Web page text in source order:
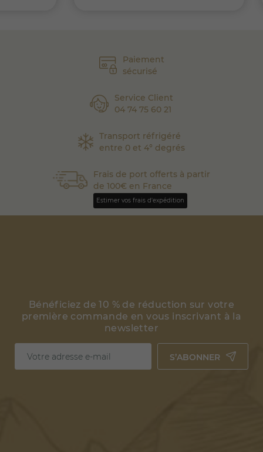
Paiement
sécurisé
Service Client
04 74 75 60 21
Transport réfrigéré
entre 0 et 4° degrés
Frais de port offerts à partir
de 100€ en France
Estimer vos frais d'expédition
Bénéficiez de 10 % de réduction sur votre
première commande en vous inscrivant à la
newsletter
S’ABONNER